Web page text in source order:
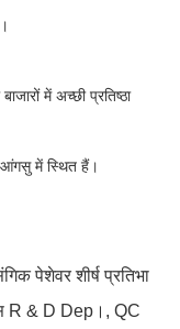
में अच्छी प्रतिष्ठा
में स्थित हैं।
पेशेवर शीर्ष प्रतिभा
R & D Dep।, QC